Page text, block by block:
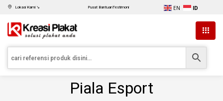
Lokasi Kami ↘ Pusat BantuanTestimoni EN ID
Piala Esport